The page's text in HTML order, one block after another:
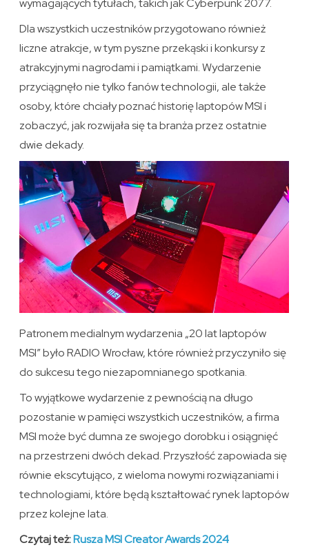
wymagających tytułach, takich jak Cyberpunk 2077.
Dla wszystkich uczestników przygotowano również
liczne atrakcje, w tym pyszne przekąski i konkursy z
atrakcyjnymi nagrodami i pamiątkami. Wydarzenie
przyciągnęło nie tylko fanów technologii, ale także
osoby, które chciały poznać historię laptopów MSI i
zobaczyć, jak rozwijała się ta branża przez ostatnie
dwie dekady.
Patronem medialnym wydarzenia „20 lat laptopów
MSI” było RADIO Wrocław, które również przyczyniło się
do sukcesu tego niezapomnianego spotkania.
To wyjątkowe wydarzenie z pewnością na długo
pozostanie w pamięci wszystkich uczestników, a firma
MSI może być dumna ze swojego dorobku i osiągnięć
na przestrzeni dwóch dekad. Przyszłość zapowiada się
równie ekscytująco, z wieloma nowymi rozwiązaniami i
technologiami, które będą kształtować rynek laptopów
przez kolejne lata.
Czytaj też:Rusza MSI Creator Awards 2024